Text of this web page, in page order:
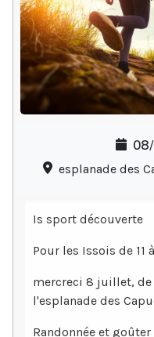
esplanade des
Is sport découverte
Pour les Issois de 11
mercreci 8 juillet, de
l'esplanade des
Randonnée et